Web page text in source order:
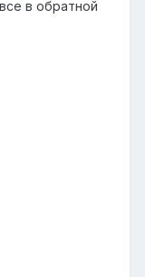
в обратной